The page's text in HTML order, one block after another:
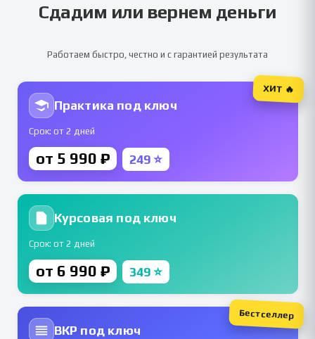
Сдадим или вернем деньги
Работаем быстро, честно и с гарантией результата
Практика под ключ
Срок: от 2 дней
от 5 990 ₽ 249 ⭐
ХИТ 🔥
Курсовая под ключ
Срок: от 2 дней
от 6 990 ₽ 349 ⭐
ВКР под ключ
Бестселлер